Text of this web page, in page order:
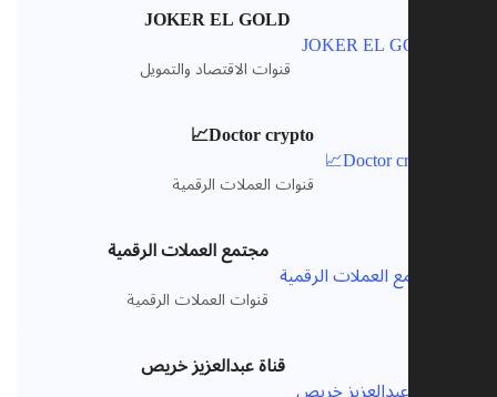
JOKER EL GOLD
قنوات الاقتصاد والتمويل
Doctor crypto📈
قنوات العملات الرقمية
مجتمع العملات الرقمية
قنوات العملات الرقمية
قناة عبدالعزيز خريص